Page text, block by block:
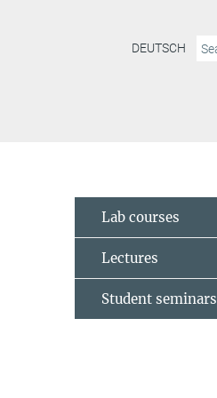
DEUTSCH
Lab courses
Lectures
Student seminars